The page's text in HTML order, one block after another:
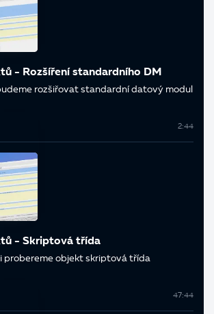
- Rozšíření standardního DM
rozšiřovat standardní datový modul
2:44
- Skriptová třída
probereme objekt skriptová třída
47:44